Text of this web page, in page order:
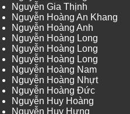
Nguyễn Gia Thịnh
Nguyễn Hoàng An Khang
Nguyễn Hoàng Anh
Nguyễn Hoàng Long
Nguyễn Hoàng Long
Nguyễn Hoàng Long
Nguyễn Hoàng Nam
Nguyễn Hoàng Nhựt
Nguyễn Hoàng Đức
Nguyễn Huy Hoàng
Nguyễn Huy Hưng